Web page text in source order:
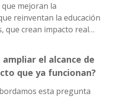
mejoran la
reinventan la educación
que crean impacto real…
el alcance de
que ya funcionan?
esta pregunta